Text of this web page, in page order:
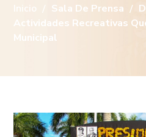
Inicio Sala De Prensa
Actividades Recreativas
Municipal